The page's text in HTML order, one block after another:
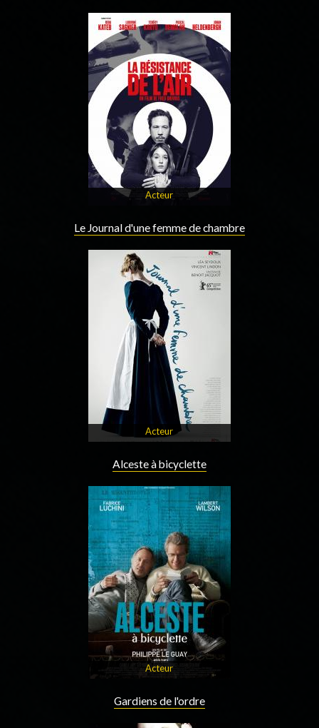
Acteur
Le Journal d'une femme de chambre
Acteur
Alceste à bicyclette
Acteur
Gardiens de l'ordre